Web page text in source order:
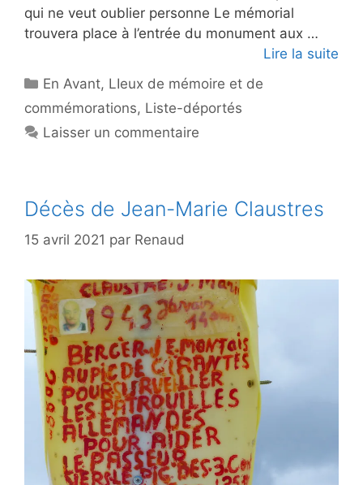
qui ne veut oublier personne Le mémorial
trouvera place à l’entrée du monument aux …
Lire la suite
Catégories
En Avant, LIeux de mémoire et de
commémorations, Liste-déportés
Laisser un commentaire
Décès de Jean-Marie Claustres
15 avril 2021 par Renaud